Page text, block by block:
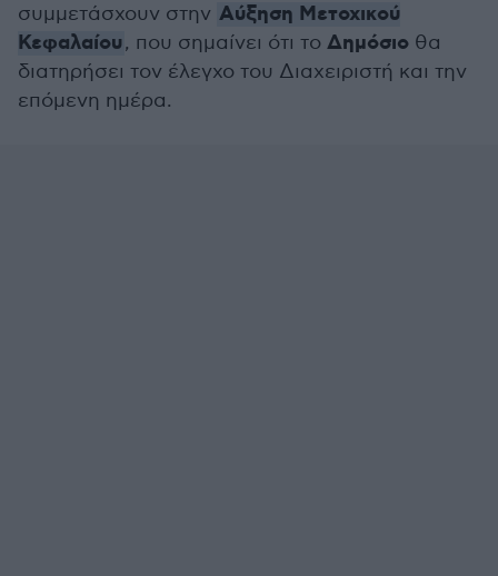
συμμετάσχουν στην Αύξηση Μετοχικού
Κεφαλαίου, που σημαίνει ότι το Δημόσιο θα
διατηρήσει τον έλεγχο του Διαχειριστή και την
επόμενη ημέρα.